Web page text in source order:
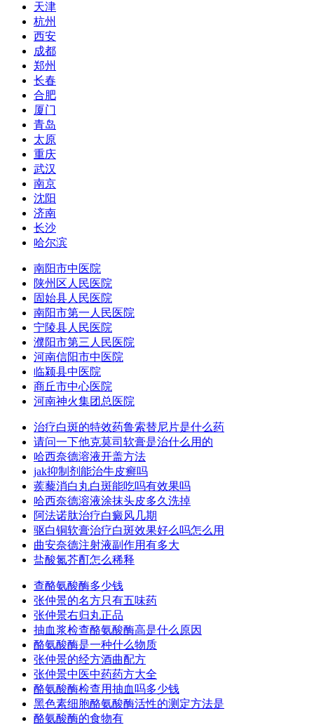
天津
杭州
西安
成都
郑州
长春
合肥
厦门
青岛
太原
重庆
武汉
南京
沈阳
济南
长沙
哈尔滨
南阳市中医院
陕州区人民医院
固始县人民医院
南阳市第一人民医院
宁陵县人民医院
濮阳市第三人民医院
河南信阳市中医院
临颍县中医院
商丘市中心医院
河南神火集团总医院
治疗白斑的特效药鲁索替尼片是什么药
请问一下他克莫司软膏是治什么用的
哈西奈德溶液开盖方法
jak抑制剂能治牛皮癣吗
蒺藜消白丸白斑能吃吗有效果吗
哈西奈德溶液涂抹头皮多久洗掉
阿法诺肽治疗白癜风几期
驱白铜软膏治疗白斑效果好么吗怎么用
曲安奈德注射液副作用有多大
盐酸氮芥酊怎么稀释
查酪氨酸酶多少钱
张仲景的名方只有五味药
张仲景右归丸正品
抽血浆检查酪氨酸酶高是什么原因
酪氨酸酶是一种什么物质
张仲景的经方酒曲配方
张仲景中医中药药方大全
酪氨酸酶检查用抽血吗多少钱
黑色素细胞酪氨酸酶活性的测定方法是
酪氨酸酶的食物有